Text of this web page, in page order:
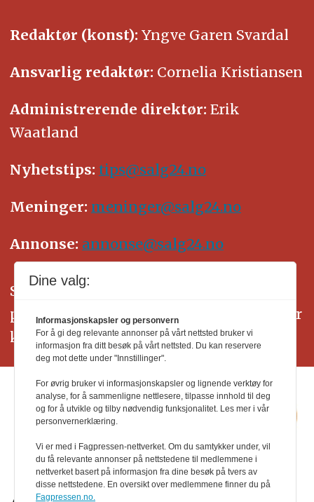
Redaktør (konst): Yngve Garen Svardal
Ansvarlig redaktør: Cornelia Kristiansen
Administrerende direktør: Erik
Waatland
Nyhetstips: tips@salg24.no
Meninger: meninger@salg24.no
Annonse: annonse@salg24.no
SALG24 arbeider etter Vær Varsom-
plakatens regler for god presseskikk. Her
kan du lese mer omPFUsarbeid.
Dine valg:
Informasjonskapsler og personvern
For å gi deg relevante annonser på vårt nettsted bruker vi
informasjon fra ditt besøk på vårt nettsted. Du kan reservere
deg mot dette under "Innstillinger".
For øvrig bruker vi informasjonskapsler og lignende verktøy for
analyse, for å sammenligne nettlesere, tilpasse innhold til deg
og for å utvikle og tilby nødvendig funksjonalitet. Les mer i vår
personvernerklæring.
Vi er med i Fagpressen-nettverket. Om du samtykker under, vil
du få relevante annonser på nettstedene til medlemmene i
nettverket basert på informasjon fra dine besøk på tvers av
disse nettstedene. En oversikt over medlemmene finner du på
Fagpressen.no.